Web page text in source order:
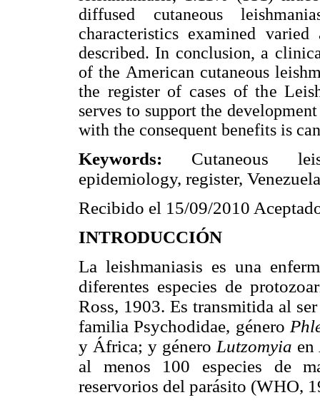
diffused cutaneous
characteristics examined
described. In conclusion, a
of the American cutaneous
the register of cases of the
serves to support the
with the consequent benefits is
Keywords: Cutaneous
epidemiology, register, Venezuela
Recibido el 15/09/2010
INTRODUCCIÓN
La leishmaniasis es una
diferentes especies de
Ross, 1903. Es transmitida al
familia Psychodidae, género
y África; y género Lutzomyia en
al menos 100 especies de
reservorios del parásito (WHO,